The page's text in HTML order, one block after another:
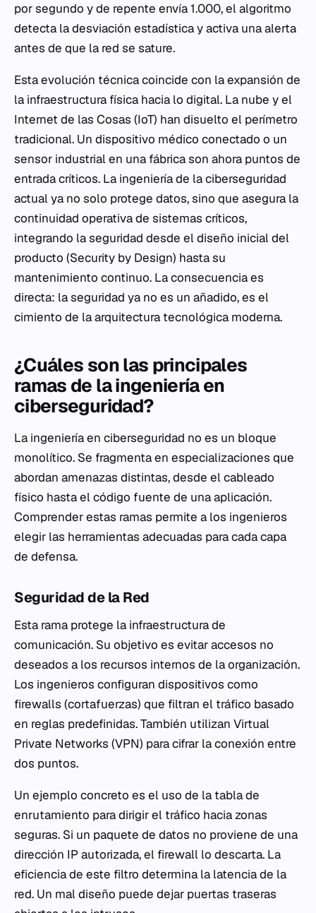
por segundo y de repente envía 1.000, el algoritmo
detecta la desviación estadística y activa una alerta
antes de que la red se sature.
Esta evolución técnica coincide con la expansión de
la infraestructura física hacia lo digital. La nube y el
Internet de las Cosas (IoT) han disuelto el perímetro
tradicional. Un dispositivo médico conectado o un
sensor industrial en una fábrica son ahora puntos de
entrada críticos. La ingeniería de la ciberseguridad
actual ya no solo protege datos, sino que asegura la
continuidad operativa de sistemas críticos,
integrando la seguridad desde el diseño inicial del
producto (Security by Design) hasta su
mantenimiento continuo. La consecuencia es
directa: la seguridad ya no es un añadido, es el
cimiento de la arquitectura tecnológica moderna.
¿Cuáles son las principales
ramas de la ingeniería en
ciberseguridad?
La ingeniería en ciberseguridad no es un bloque
monolítico. Se fragmenta en especializaciones que
abordan amenazas distintas, desde el cableado
físico hasta el código fuente de una aplicación.
Comprender estas ramas permite a los ingenieros
elegir las herramientas adecuadas para cada capa
de defensa.
Seguridad de la Red
Esta rama protege la infraestructura de
comunicación. Su objetivo es evitar accesos no
deseados a los recursos internos de la organización.
Los ingenieros configuran dispositivos como
firewalls (cortafuerzas) que filtran el tráfico basado
en reglas predefinidas. También utilizan Virtual
Private Networks (VPN) para cifrar la conexión entre
dos puntos.
Un ejemplo concreto es el uso de la tabla de
enrutamiento para dirigir el tráfico hacia zonas
seguras. Si un paquete de datos no proviene de una
dirección IP autorizada, el firewall lo descarta. La
eficiencia de este filtro determina la latencia de la
red. Un mal diseño puede dejar puertas traseras